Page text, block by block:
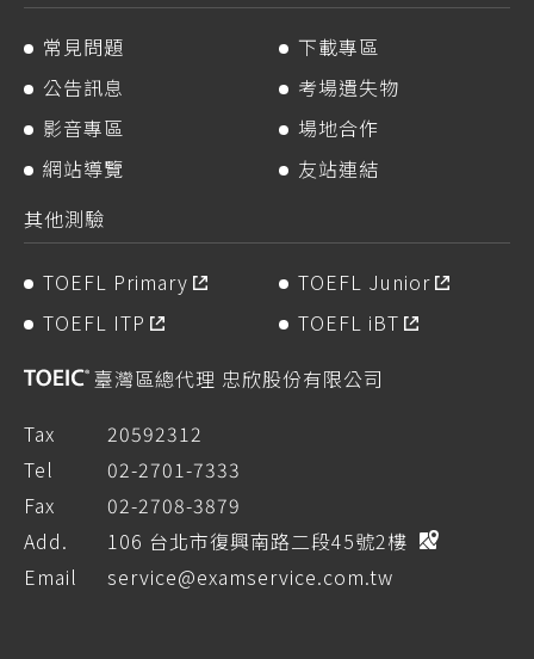
常見問題
下載專區
公告訊息
考場遺失物
影音專區
場地合作
網站導覽
友站連結
其他測驗
TOEFL Primary
TOEFL Junior
TOEFL ITP
TOEFL iBT
臺灣區總代理 忠欣股份有限公司
Tax
20592312
Tel
02-2701-7333
Fax
02-2708-3879
Add.
106 台北市復興南路二段45號2樓
Email
service@examservice.com.tw